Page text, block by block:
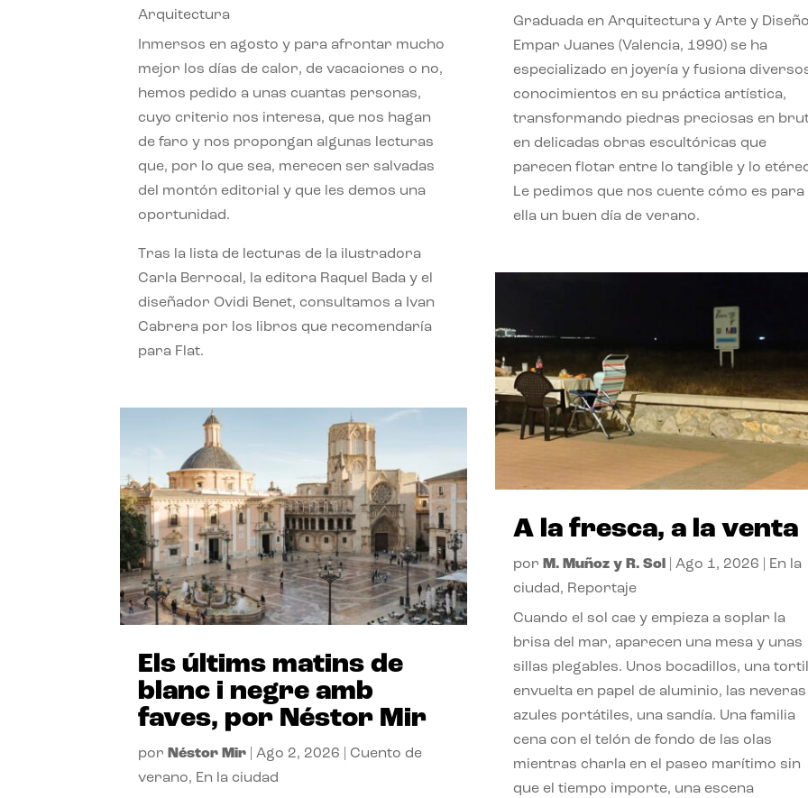
Arquitectura
Inmersos en agosto y para afrontar mucho
mejor los días de calor, de vacaciones o no,
hemos pedido a unas cuantas personas,
cuyo criterio nos interesa, que nos hagan
de faro y nos propongan algunas lecturas
que, por lo que sea, merecen ser salvadas
del montón editorial y que les demos una
oportunidad.
Tras la lista de lecturas de la ilustradora
Carla Berrocal, la editora Raquel Bada y el
diseñador Ovidi Benet, consultamos a Ivan
Cabrera por los libros que recomendaría
para Flat.
Els últims matins de
blanc i negre amb
faves, por Néstor Mir
por Néstor Mir |Ago 2, 2026 |Cuento de
verano, En la ciudad
Graduada en Arquitectura y Arte y
Empar Juanes (Valencia, 1990) se ha
especializado en joyería y fusiona
conocimientos en su práctica artística,
transformando piedras preciosas en
en delicadas obras escultóricas que
parecen flotar entre lo tangible y lo
Le pedimos que nos cuente cómo es para
ella un buen día de verano.
A la fresca, a la venta
por M. Muñoz y R. Sol Ago 1, 2026
En la
ciudad, Reportaje
Cuando el sol cae y empieza a soplar la
brisa del mar, aparecen una mesa y unas
sillas plegables. Unos bocadillos, una
envuelta en papel de aluminio, las neveras
azules portátiles, una sandía. Una familia
cena con el telón de fondo de las olas
mientras charla en el paseo marítimo sin
que el tiempo importe, una escena